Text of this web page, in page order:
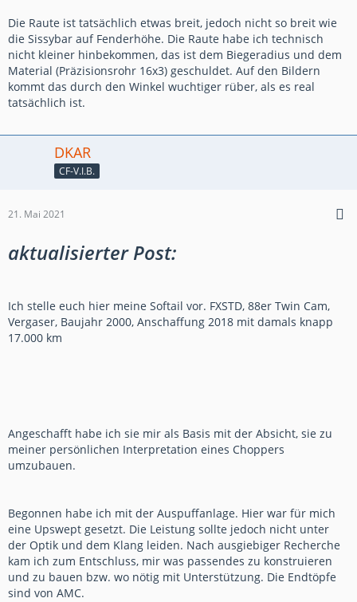
Die Raute ist tatsächlich etwas breit, jedoch nicht so breit wie
die Sissybar auf Fenderhöhe. Die Raute habe ich technisch
nicht kleiner hinbekommen, das ist dem Biegeradius und dem
Material (Präzisionsrohr 16x3) geschuldet. Auf den Bildern
kommt das durch den Winkel wuchtiger rüber, als es real
tatsächlich ist.
DKAR
CF-V.I.B.
21. Mai 2021
aktualisierter Post:
Ich stelle euch hier meine Softail vor. FXSTD, 88er Twin Cam,
Vergaser, Baujahr 2000, Anschaffung 2018 mit damals knapp
17.000 km
Angeschafft habe ich sie mir als Basis mit der Absicht, sie zu
meiner persönlichen Interpretation eines Choppers
umzubauen.
Begonnen habe ich mit der Auspuffanlage. Hier war für mich
eine Upswept gesetzt. Die Leistung sollte jedoch nicht unter
der Optik und dem Klang leiden. Nach ausgiebiger Recherche
kam ich zum Entschluss, mir was passendes zu konstruieren
und zu bauen bzw. wo nötig mit Unterstützung. Die Endtöpfe
sind von AMC.